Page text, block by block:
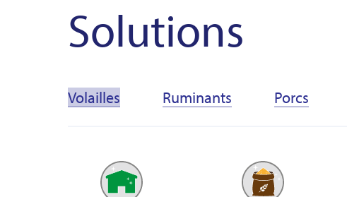
Solutions
Volailles Ruminants Porcs